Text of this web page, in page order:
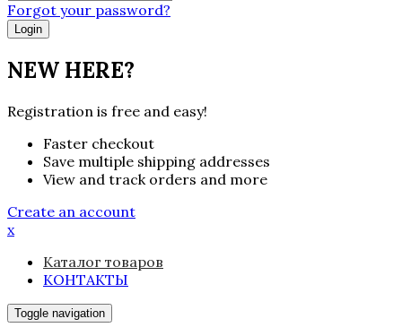
Forgot your password?
NEW HERE?
Registration is free and easy!
Faster checkout
Save multiple shipping addresses
View and track orders and more
Create an account
x
Каталог товаров
КОНТАКТЫ
Toggle navigation